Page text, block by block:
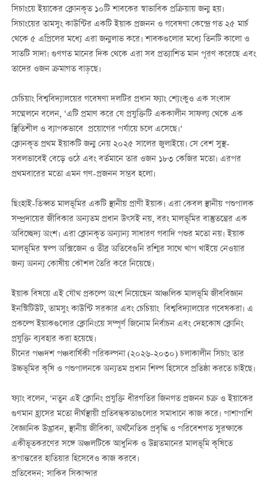
সিচাংয়ে ইয়াকের ক্লোনকৃত ১০টি শাবকের স্বাভাবিক প্রক্রিয়ায় জন্ম হয়।
সিচাংয়ের তামসুং কাউন্টির একটি ইয়াক প্রজনন ও গবেষণা কেন্দ্রে গত ২৫ মার্চ
থেকে ৫ এপ্রিলের মধ্যে এরা জন্মলাভ করে। শাবকগুলোর মধ্যে তিনটি কালো ও
সাতটি সাদা। গুণগত মানের দিক থেকে এরা সব প্রত্যাশিত মান পূরণ করেছে এবং
তাদের ওজন ক্রমাগত বাড়ছে।
চেচিয়াং বিশ্ববিদ্যালয়ের গবেষণা দলটির প্রধান ফ্যাং শ্যেংকুও এক সংবাদ
সম্মেলনে বলেন, ‘এটি প্রমাণ করে যে প্রযুক্তিটি এককালীন সাফল্য থেকে এক
স্থিতিশীল ও ব্যাপকভাবে প্রয়োগের পর্যায়ে চলে এসেছে।‘
ক্লোনকৃত প্রথম ইয়াকটি জন্ম নেয় ২০২৫ সালের জুলাইয়ে। সে বেশ সুস্থ-
সবলভাবেই বেড়ে ওঠে এবং বর্তমানে তার ওজন ১৮৩ কেজির মতো। এরপর
প্রথমবারের মতো এমন গণ-প্রজনন সম্ভব হলো।
ছিংহাই-তিব্বত মালভূমির একটি স্থানীয় প্রাণী ইয়াক। এরা কেবল স্থানীয় পশুপালক
সম্প্রদায়ের জীবিকার অন্যতম প্রধান উৎসই নয়, বরং মালভূমির বাস্তুতন্ত্রের এক
অবিচ্ছেদ্য অংশ। এরা ক্লোনকৃত অন্যান্য সাধারণ গবাদি পশুর মতো নয়। ইয়াক
মালভূমির স্বল্প অক্সিজেন ও তীব্র অতিবেগুনি রশ্মির সাথে খাপ খাইয়ে নেওয়ার
জন্য অনন্য কোষীয় কৌশল তৈরি করে নিয়েছে।
ইয়াক বিষয়ে এই যৌথ প্রকল্পে অংশ নিয়েছেন আঞ্চলিক মালভূমি জীববিজ্ঞান
ইনস্টিটিউট, তামসুং কাউন্টি সরকার এবং চেচিয়াং বিশ্ববিদ্যালয়ের গবেষকরা। এ
প্রকল্পে ইয়াকগুলোর ক্লোনিংয়ে সম্পূর্ণ জিনোম নির্বাচন এবং দেহকোষ ক্লোনিং
প্রযুক্তি ব্যবহার করা হয়েছে।
চীনের পঞ্চদশ পঞ্চবার্ষিকী পরিকল্পনা (২০২৬-২০৩০) চলাকালীন সিচাং তার
উচ্চভূমির কৃষি ও পশুপালনকে অন্যতম প্রধান শিল্প হিসেবে প্রতিষ্ঠা করতে চাইছে।
ফ্যাং বলেন, ‘নতুন এই ক্লোনিং প্রযুক্তি ধীরগতির জিনগত প্রজনন চক্র ও ইয়াকের
গুণমান হ্রাসের মতো দীর্ঘস্থায়ী প্রতিবন্ধকতাগুলোর সমাধানে কাজ করে। পাশাপাশি
বৈজ্ঞানিক উদ্ভাবন, স্থানীয় জীবিকা, অর্থনৈতিক প্রবৃদ্ধি ও পরিবেশগত সুরক্ষাকে
একীভূতকরণের সঙ্গে অঞ্চলটিকে আধুনিক ও উন্নতমানের মালভূমি কৃষিতে
রূপান্তরের হাতিয়ার হিসেবেও কাজ করবে।
প্রতিবেদন: সাকিব সিকান্দার